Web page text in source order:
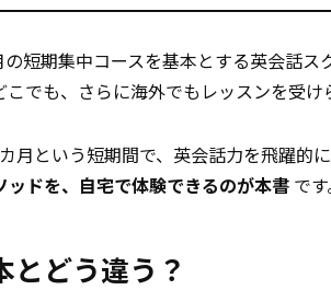
の短期集中コースを基本とする英会話
でも、さらに海外でもレッスンを受け
月という短期間で、英会話力を飛躍的
ッドを、自宅で体験できるのが本書 です
とどう違う？